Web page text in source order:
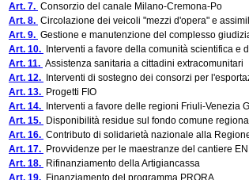
Art. 7. Consorzio del canale Milano-Cremona-Po
Art. 8. Circolazione dei veicoli "mezzi d'opera" e
Art. 9. Gestione e manutenzione del complesso
Art. 10.
Interventi a favore della comunità scientifica e
Art. 11. Assistenza sanitaria a cittadini extracomunitari
Art. 12.
Interventi di sostegno dei consorzi per
Art. 13. Progetti FIO
Art. 14.
Interventi a favore delle regioni Friuli-Venezia
Art. 15. Disponibilità residue sul fondo comune
Art. 16. Contributo di solidarietà nazionale alla
Art. 17. Provvidenze per le maestranze del cantiere
Art. 18. Rifinanziamento della Artigiancassa
Art. 19. Finanziamento del programma PRORA